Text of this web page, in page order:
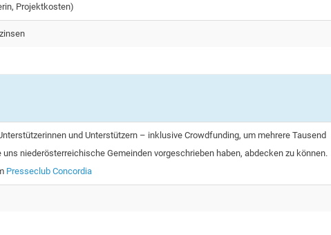
Projektkosten)
und Unterstützern – inklusive Crowdfunding, um mehrere Tausend
uns niederösterreichische Gemeinden vorgeschrieben haben, abdecken zu können.
Presseclub Concordia